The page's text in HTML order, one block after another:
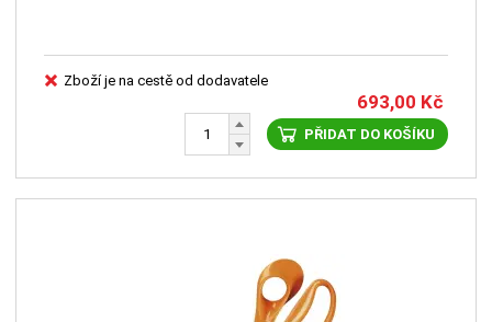
Zboží je na cestě od dodavatele
693,00 Kč
PŘIDAT DO KOŠÍKU